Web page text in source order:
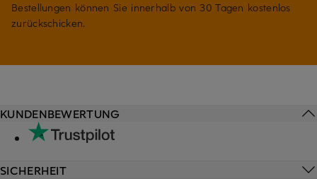
Bestellungen können Sie innerhalb von 30 Tagen kostenlos
zurückschicken.
KUNDENBEWERTUNG
SICHERHEIT